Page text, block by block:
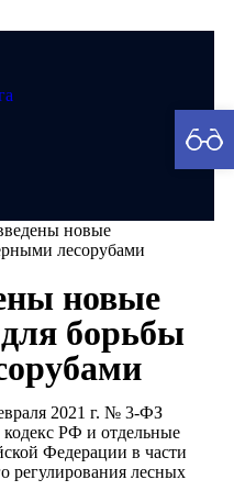
новые
лесорубами
новые
борьбы
2021 г. № 3-ФЗ
РФ и отдельные
Федерации в части
регулирования лесных